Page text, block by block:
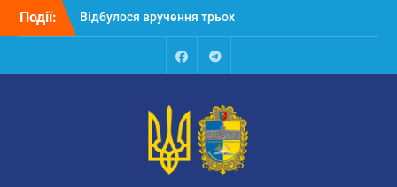
Перейти
Події:
Відбулося вручення трьох
автобусів для потреб
Відбулося засідання
освіти та науки обласної
державної адміністрації
Відбулась обласна
FacebookTalegram